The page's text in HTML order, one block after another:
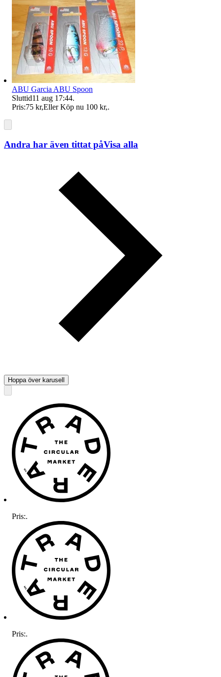
ABU Garcia ABU Spoon
Sluttid11 aug 17:44.
Pris:75 kr,Eller Köp nu 100 kr,.
Andra har även tittat påVisa alla
Hoppa över karusell
Pris:.
Pris:.